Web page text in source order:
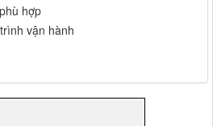
hợp
vận hành